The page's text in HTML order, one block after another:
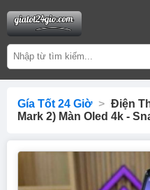
Gía Tốt 24 Giờ > Điện
Mark 2) Màn Oled 4k -